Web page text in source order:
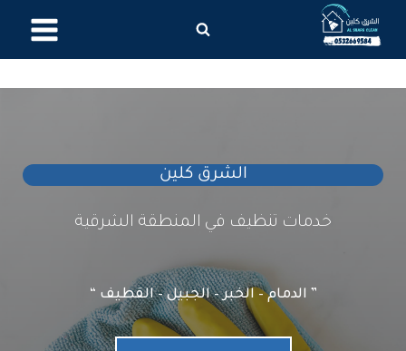
المحتوى
الشرق كلين
خدمات تنظيف في المنطقة الشرقية
” الدمام – الخبر – الجبيل – القطيف “